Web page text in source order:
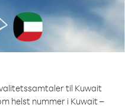
til Kuwait
helst nummer i Kuwait –